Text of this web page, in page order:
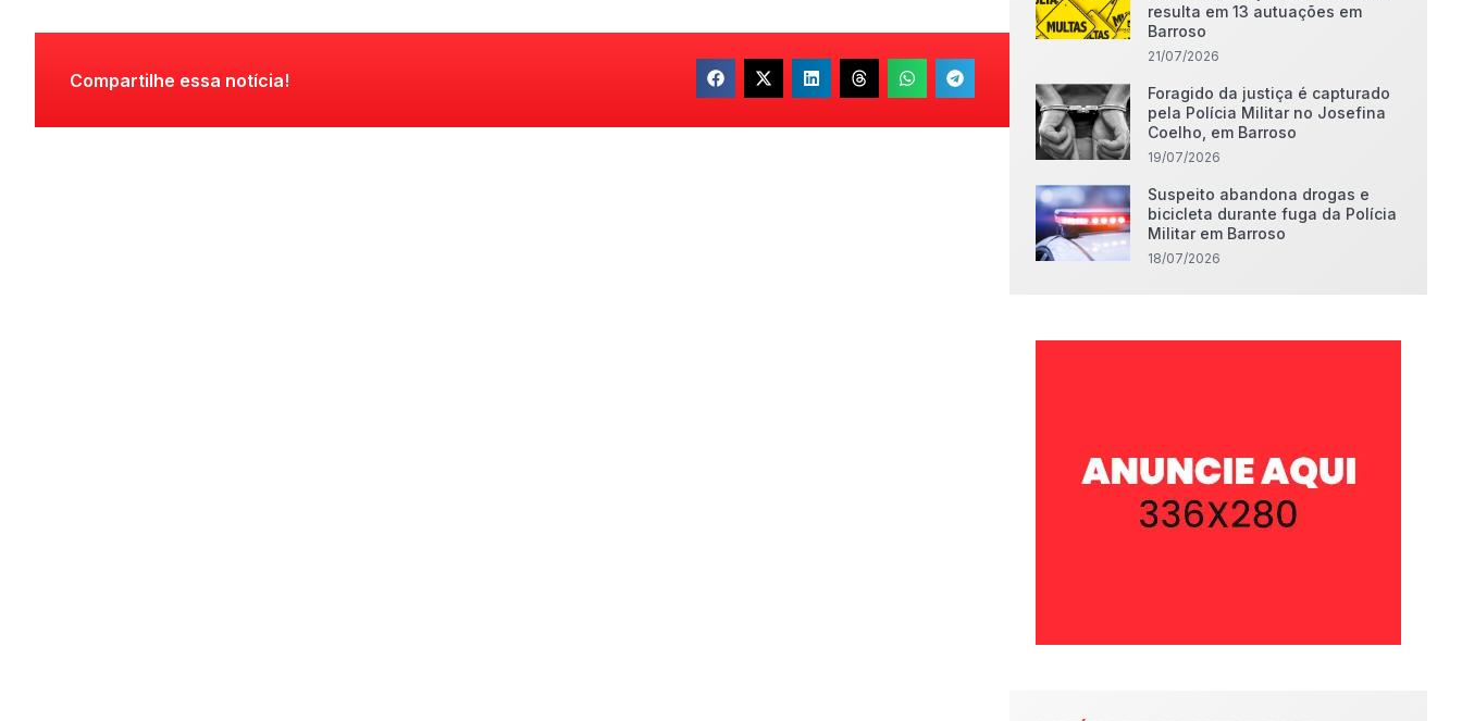
Compartilhe essa notícia!
resulta em 13 autuações em
Barroso
21/07/2026
Foragido da justiça é capturado
pela Polícia Militar no Josefina
Coelho, em Barroso
19/07/2026
Suspeito abandona drogas e
bicicleta durante fuga da Polícia
Militar em Barroso
18/07/2026